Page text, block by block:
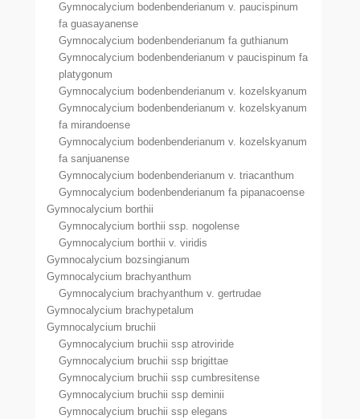
Gymnocalycium bodenbenderianum v. paucispinum
fa guasayanense
Gymnocalycium bodenbenderianum fa guthianum
Gymnocalycium bodenbenderianum v paucispinum fa
platygonum
Gymnocalycium bodenbenderianum v. kozelskyanum
Gymnocalycium bodenbenderianum v. kozelskyanum
fa mirandoense
Gymnocalycium bodenbenderianum v. kozelskyanum
fa sanjuanense
Gymnocalycium bodenbenderianum v. triacanthum
Gymnocalycium bodenbenderianum fa pipanacoense
Gymnocalycium borthii
Gymnocalycium borthii ssp. nogolense
Gymnocalycium borthii v. viridis
Gymnocalycium bozsingianum
Gymnocalycium brachyanthum
Gymnocalycium brachyanthum v. gertrudae
Gymnocalycium brachypetalum
Gymnocalycium bruchii
Gymnocalycium bruchii ssp atroviride
Gymnocalycium bruchii ssp brigittae
Gymnocalycium bruchii ssp cumbresitense
Gymnocalycium bruchii ssp deminii
Gymnocalycium bruchii ssp elegans